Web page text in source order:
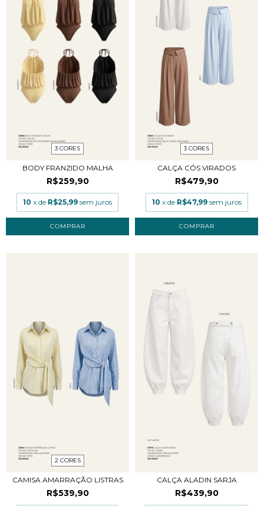
3 CORES
BODY FRANZIDO MALHA
R$259,90
10 x de R$25,99 sem juros
COMPRAR
3 CORES
CALÇA CÓS VIRADOS
R$479,90
10 x de R$47,99 sem juros
COMPRAR
2 CORES
CAMISA AMARRAÇÃO LISTRAS
R$539,90
CALÇA ALADIN SARJA
R$439,90